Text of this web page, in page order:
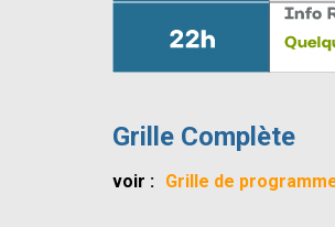
Grille Complète
voir : Grille de